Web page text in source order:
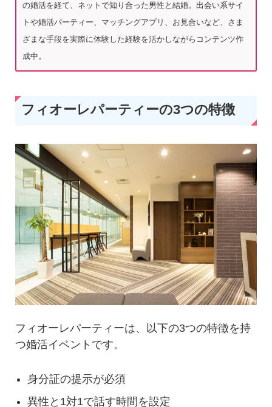
の婚活を経て、ネットで知り合った男性と結婚。出会い系サイ
トや婚活パーティー、マッチングアプリ、お見合いなど、さま
ざまな手段を実際に体験した経験を活かしながらコンテンツ作
成中。
フィオーレパーティーの3つの特徴
フィオーレパーティーは、以下の3つの特徴を持
つ婚活イベントです。
身分証の提示が必須
異性と1対1で話す時間を設定